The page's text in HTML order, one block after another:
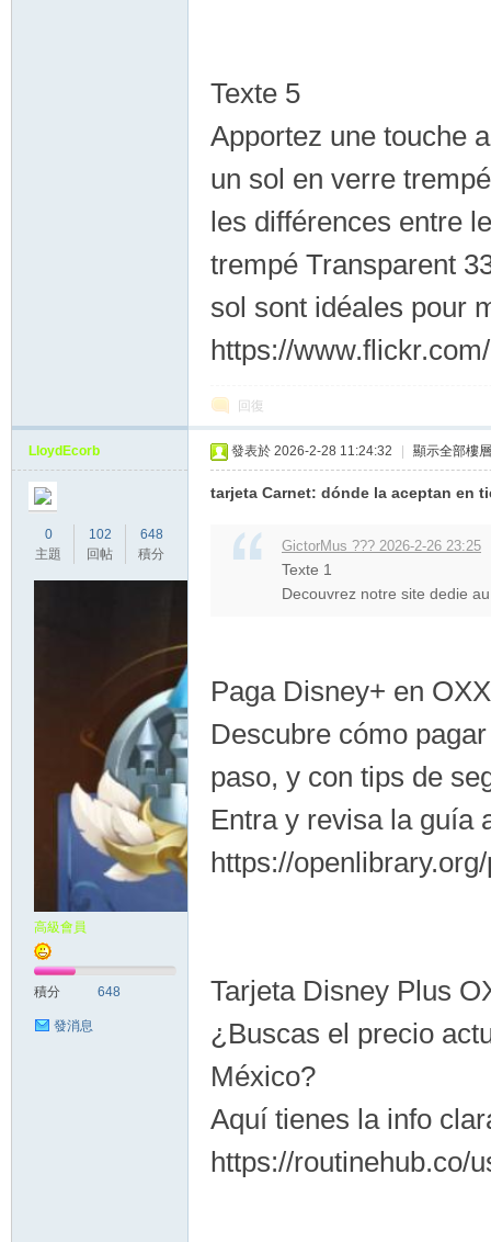
Texte 5
Apportez une touche
un sol en verre
les différences entre
trempé Transparent
sol sont idéales pour
https://
回復
LloydEcorb
0
主題
102
回帖
648
積分
高級會員
積分 648
發消息
發表於 2026-2-28 11:24:32 顯示全部樓層
tarjeta Carnet: dónde la aceptan en
GictorMus ??? 2026-2-26 23:25
Texte 1
Decouvrez notre site dedie
Paga Disney+ en
Descubre cómo
paso, y con tips de
Entra y revisa la guía
https://
Tarjeta Disney Plus
¿Buscas el precio
México?
Aquí tienes la info
https://routinehub.co/